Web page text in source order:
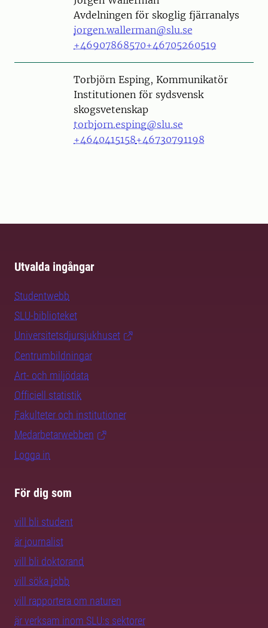
Avdelningen för skoglig fjärranalys
jorgen.wallerman@slu.se
+46907868570+46705260519
PersonTorbjörn Esping, Kommunikatör
Institutionen för sydsvensk
skogsvetenskap
torbjorn.esping@slu.se
+4640415158+46730791198
Utvalda ingångar
Studentwebb
SLU-biblioteket
Universitetsdjursjukhuset
Centrumbildningar
Art- och miljödata
Officiell statistik
Fakulteter och institutioner
Medarbetarwebben
Logga in
För dig som
vill bli student
är journalist
vill bli doktorand
vill söka jobb
vill rapportera om naturen
är verksam inom SLU:s sektorer